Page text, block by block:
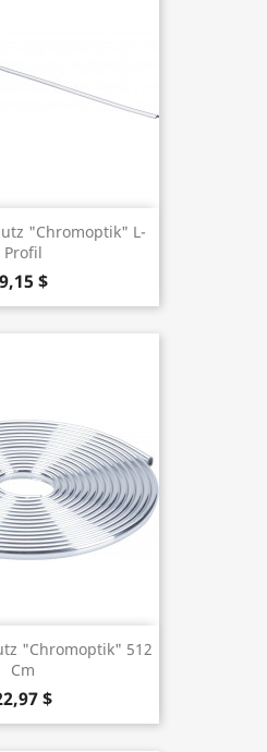
"Chromoptik" L-
Profil
9,15 $
"Chromoptik" 512
Cm
$